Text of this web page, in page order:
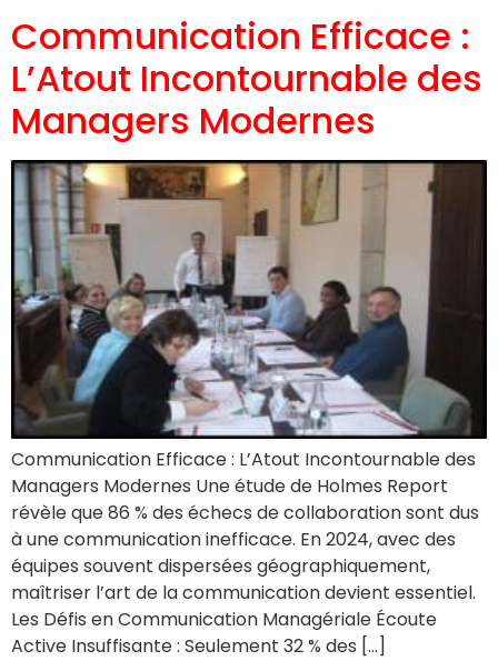
Communication Efficace :
L’Atout Incontournable des
Managers Modernes
Communication Efficace : L’Atout Incontournable des
Managers Modernes Une étude de Holmes Report
révèle que 86 % des échecs de collaboration sont dus
à une communication inefficace. En 2024, avec des
équipes souvent dispersées géographiquement,
maîtriser l’art de la communication devient essentiel.
Les Défis en Communication Managériale Écoute
Active Insuffisante : Seulement 32 % des […]